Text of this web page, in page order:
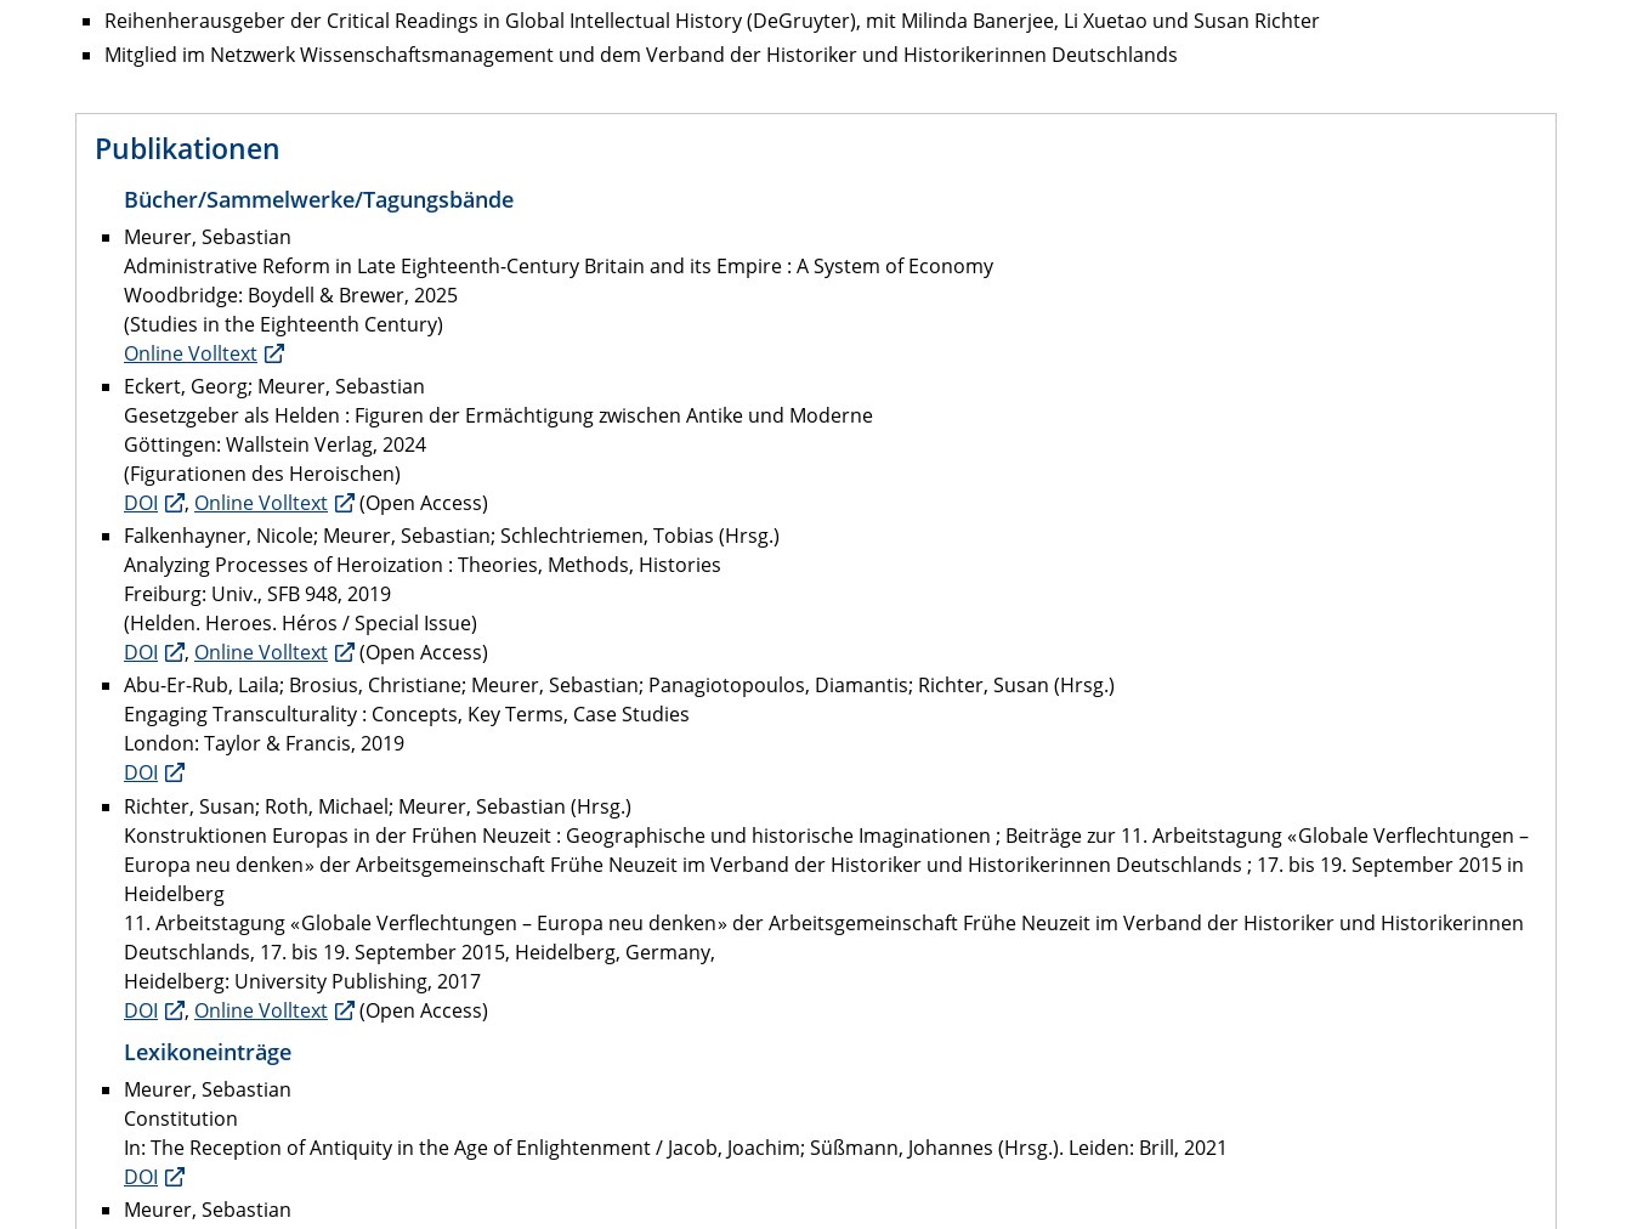
Reihenherausgeber der Critical Readings in Global Intellectual History (DeGruyter), mit Milinda Banerjee, Li Xuetao und Susan Richter
Mitglied im Netzwerk Wissenschaftsmanagement und dem Verband der Historiker und Historikerinnen Deutschlands
Publikationen
Bücher/Sammelwerke/Tagungsbände
Meurer, Sebastian
Administrative Reform in Late Eighteenth-Century Britain and its Empire : A System of Economy
Woodbridge: Boydell & Brewer, 2025
(Studies in the Eighteenth Century)
Online Volltext
Eckert, Georg; Meurer, Sebastian
Gesetzgeber als Helden : Figuren der Ermächtigung zwischen Antike und Moderne
Göttingen: Wallstein Verlag, 2024
(Figurationen des Heroischen)
DOI
, Online Volltext
(Open Access)
Falkenhayner, Nicole; Meurer, Sebastian; Schlechtriemen, Tobias (Hrsg.)
Analyzing Processes of Heroization : Theories, Methods, Histories
Freiburg: Univ., SFB 948, 2019
(Helden. Heroes. Héros / Special Issue)
DOI
, Online Volltext
(Open Access)
Abu-Er-Rub, Laila; Brosius, Christiane; Meurer, Sebastian; Panagiotopoulos, Diamantis; Richter, Susan (Hrsg.)
Engaging Transculturality : Concepts, Key Terms, Case Studies
London: Taylor & Francis, 2019
DOI
Richter, Susan; Roth, Michael; Meurer, Sebastian (Hrsg.)
Konstruktionen Europas in der Frühen Neuzeit : Geographische und historische Imaginationen ; Beiträge zur 11. Arbeitstagung « Globale Verflechtungen –
Europa neu denken » der Arbeitsgemeinschaft Frühe Neuzeit im Verband der Historiker und Historikerinnen Deutschlands ; 17. bis 19. September 2015 in
Heidelberg
11. Arbeitstagung « Globale Verflechtungen – Europa neu denken » der Arbeitsgemeinschaft Frühe Neuzeit im Verband der Historiker und Historikerinnen
Deutschlands, 17. bis 19. September 2015, Heidelberg, Germany,
Heidelberg: University Publishing, 2017
DOI
, Online Volltext (Open Access)
Lexikoneinträge
Meurer, Sebastian
Constitution
In: The Reception of Antiquity in the Age of Enlightenment / Jacob, Joachim; Süßmann, Johannes (Hrsg.). Leiden: Brill, 2021
DOI
Meurer, Sebastian